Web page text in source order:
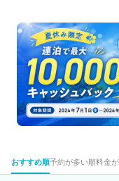
おすすめ順予約が多い順料金